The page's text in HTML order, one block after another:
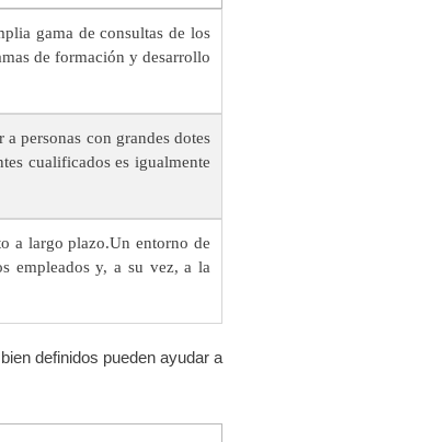
gama de consultas de los
de formación y desarrollo
personas con grandes dotes
cualificados es igualmente
a largo plazo.Un entorno de
empleados y, a su vez, a la
definidos pueden ayudar a